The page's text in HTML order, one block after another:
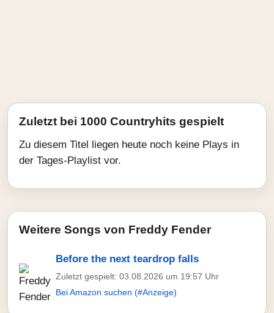
Zuletzt bei 1000 Countryhits gespielt
Zu diesem Titel liegen heute noch keine Plays in
der Tages-Playlist vor.
Weitere Songs von Freddy Fender
Before the next teardrop falls
Zuletzt gespielt: 03.08.2026 um 19:57 Uhr
Bei Amazon suchen (#Anzeige)